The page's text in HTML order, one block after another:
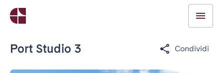
Port Studio 3 Condividi